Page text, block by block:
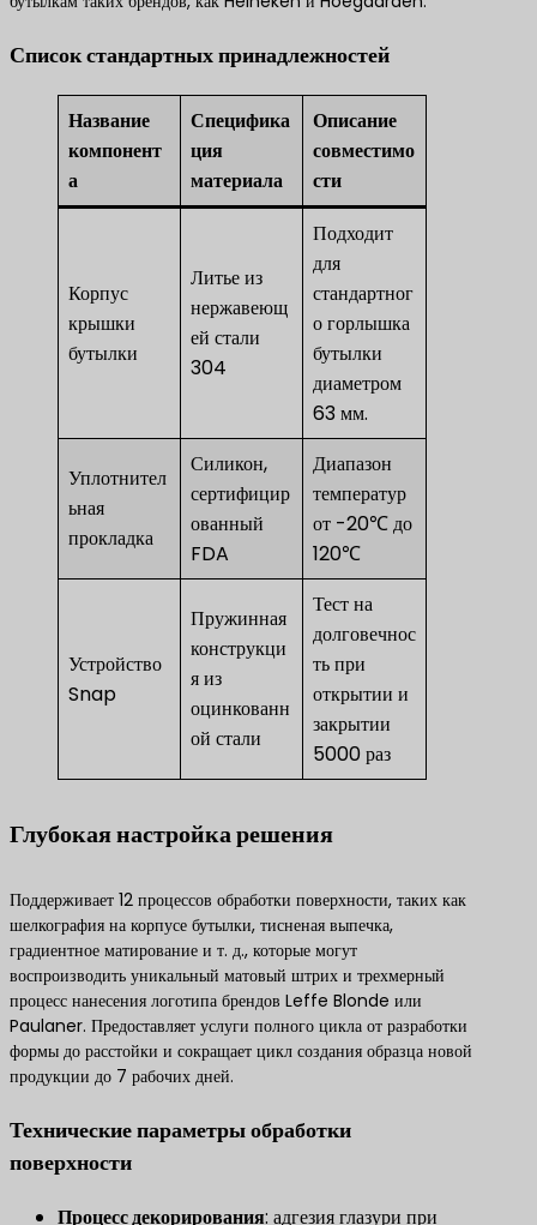
Список стандартных принадлежностей
Название
компонент
а
Специфика
ция
материала
Описание
совместимо
сти
Корпус
крышки
бутылки
Литье из
нержавеющ
ей стали
304
Подходит
для
стандартног
о горлышка
бутылки
диаметром
63 мм.
Уплотнител
ьная
прокладка
Силикон,
сертифицир
ованный
FDA
Диапазон
температур
от -20℃ до
120℃
Устройство
Snap
Пружинная
конструкци
я из
оцинкованн
ой стали
Тест на
долговечнос
ть при
открытии и
закрытии
5000 раз
Глубокая настройка решения
Поддерживает 12 процессов обработки поверхности, таких как
шелкография на корпусе бутылки, тисненая выпечка,
градиентное матирование и т. д., которые могут
воспроизводить уникальный матовый штрих и трехмерный
процесс нанесения логотипа брендов Leffe Blonde или
Paulaner. Предоставляет услуги полного цикла от разработки
формы до расстойки и сокращает цикл создания образца новой
продукции до 7 рабочих дней.
Технические параметры обработки
поверхности
​Процесс декорирования​​: адгезия глазури при